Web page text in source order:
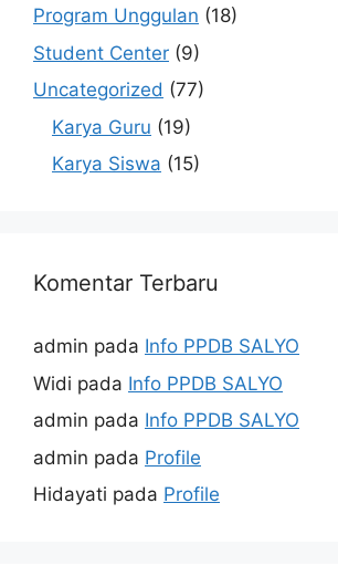
Program Unggulan (18)
Student Center (9)
Uncategorized (77)
Karya Guru (19)
Karya Siswa (15)
Komentar Terbaru
admin pada Info PPDB SALYO
Widi pada Info PPDB SALYO
admin pada Info PPDB SALYO
admin pada Profile
Hidayati pada Profile